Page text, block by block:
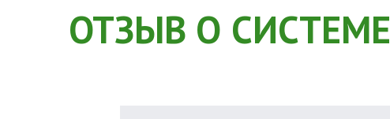
ОТЗЫВ О СИСТЕМЕ